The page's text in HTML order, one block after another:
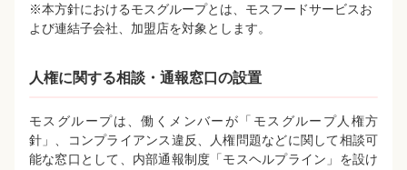
※本方針におけるモスグループとは、モスフードサービスお
よび連結子会社、加盟店を対象とします。
人権に関する相談・通報窓口の設置
モスグループは、働くメンバーが「モスグループ人権方
針」、コンプライアンス違反、人権問題などに関して相談可
能な窓口として、内部通報制度「モスヘルプライン」を設け